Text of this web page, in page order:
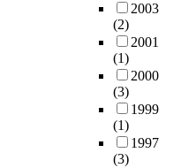
2003
(2)
2001
(1)
2000
(3)
1999
(1)
1997
(3)